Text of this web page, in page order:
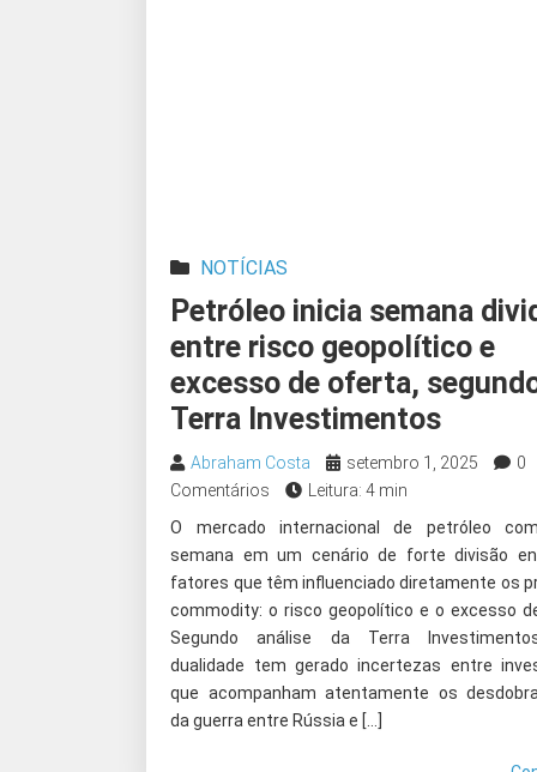
NOTÍCIAS
Petróleo inicia semana
entre risco geopolítico e
excesso de oferta,
Terra Investimentos
Abraham Costa setembro 1, 2025
0
Comentários
Leitura: 4 min
O mercado internacional de petróleo
semana em um cenário de forte divisão
fatores que têm influenciado diretamente os
commodity: o risco geopolítico e o excesso
Segundo análise da Terra
dualidade tem gerado incertezas entre
que acompanham atentamente os
da guerra entre Rússia e […]